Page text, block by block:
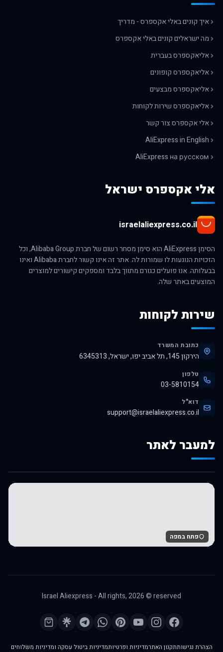
איך קונים באלי אקספרס - מדריך
מה ישראלים קונים באלי אקספרס
אליאקספרס בעברית
אליאקספרס קופונים
אליאקספרס מבצעים
אליאקספרס שירות לקוחות
אלי אקספרס צור קשר
AliExpress in English
AliExpress на русском
אלי אקספרס ישראל
israelaliexpress.co.il
הסימן AliExpress הוא סימן מסחר רשום של חברת Alibaba Group, וכל
הזכויות הנוגעות לו שמורות לה. אתר זה אינו קשור לחברת Alibaba ואינו
בבעלותה. אנו פועלים כגורם מתווך בלבד ומספקים קישורים למוצרים
המוצעים באתר שלה.
שירות לקוחות
כתובת המשרד
הירקון 145, תל אביב יפו, ישראל, 6345313
טלפון
03-5810154
דוא"ל
support@israelaliexpress.co.il
למעבר לאתר
לרכישה באלי אקספרס
פתח במפה
Israel Aliexpress - All rights,2026© reserved
הצהרת נגישותתקנון האתרמדיניות ופרטיותמדיניות ביטול עסקה ומדיניות משלוחים